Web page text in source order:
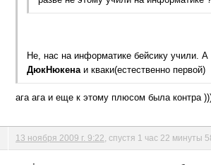
Не, нас на информатике бейсику учили.
ДюкНюкена и кваки(естественно первой)
ага ага и еще к этому плюсом была контра
13 ноября 2009 г. 9:22 , спустя 1 час 22 минуты